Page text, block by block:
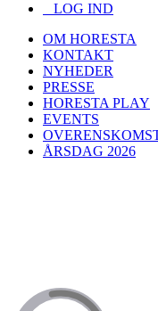
LOG IND
OM HORESTA
KONTAKT
NYHEDER
PRESSE
HORESTA PLAY
EVENTS
ÅRSDAG 2026